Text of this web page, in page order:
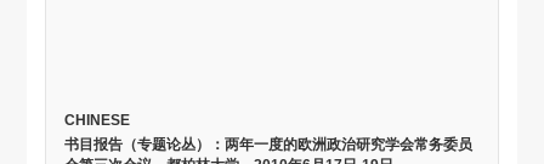
CHINESE
书目报告（专题论丛）：两年一度的欧洲政治研究学会常务委员